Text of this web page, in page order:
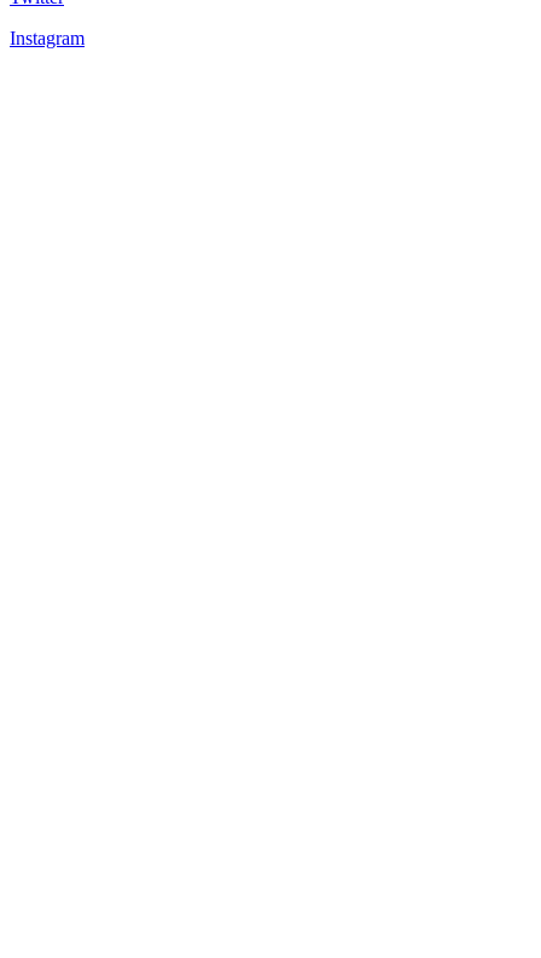
Instagram